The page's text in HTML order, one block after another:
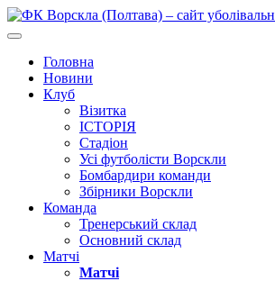
Головна
Новини
Клуб
Візитка
ІСТОРІЯ
Стадіон
Усі футболісти Ворскли
Бомбардири команди
Збірники Ворскли
Команда
Тренерський склад
Основний склад
Матчі
Матчі